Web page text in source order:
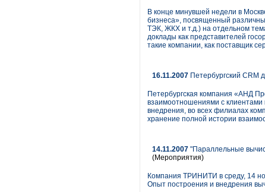
В конце минувшей недели в
бизнеса», посвященный
ТЭК, ЖКХ и т.д.) на отдельном
доклады как представителей
такие компании, как поставщик
16.11.2007 Петербургский
Петербургская компания «АНД
взаимоотношениями с клиентами
внедрения, во всех филиалах
хранение полной истории
14.11.2007 "Параллельные
(Мероприятия)
Компания ТРИНИТИ в среду, 14
Опыт построения и внедрения